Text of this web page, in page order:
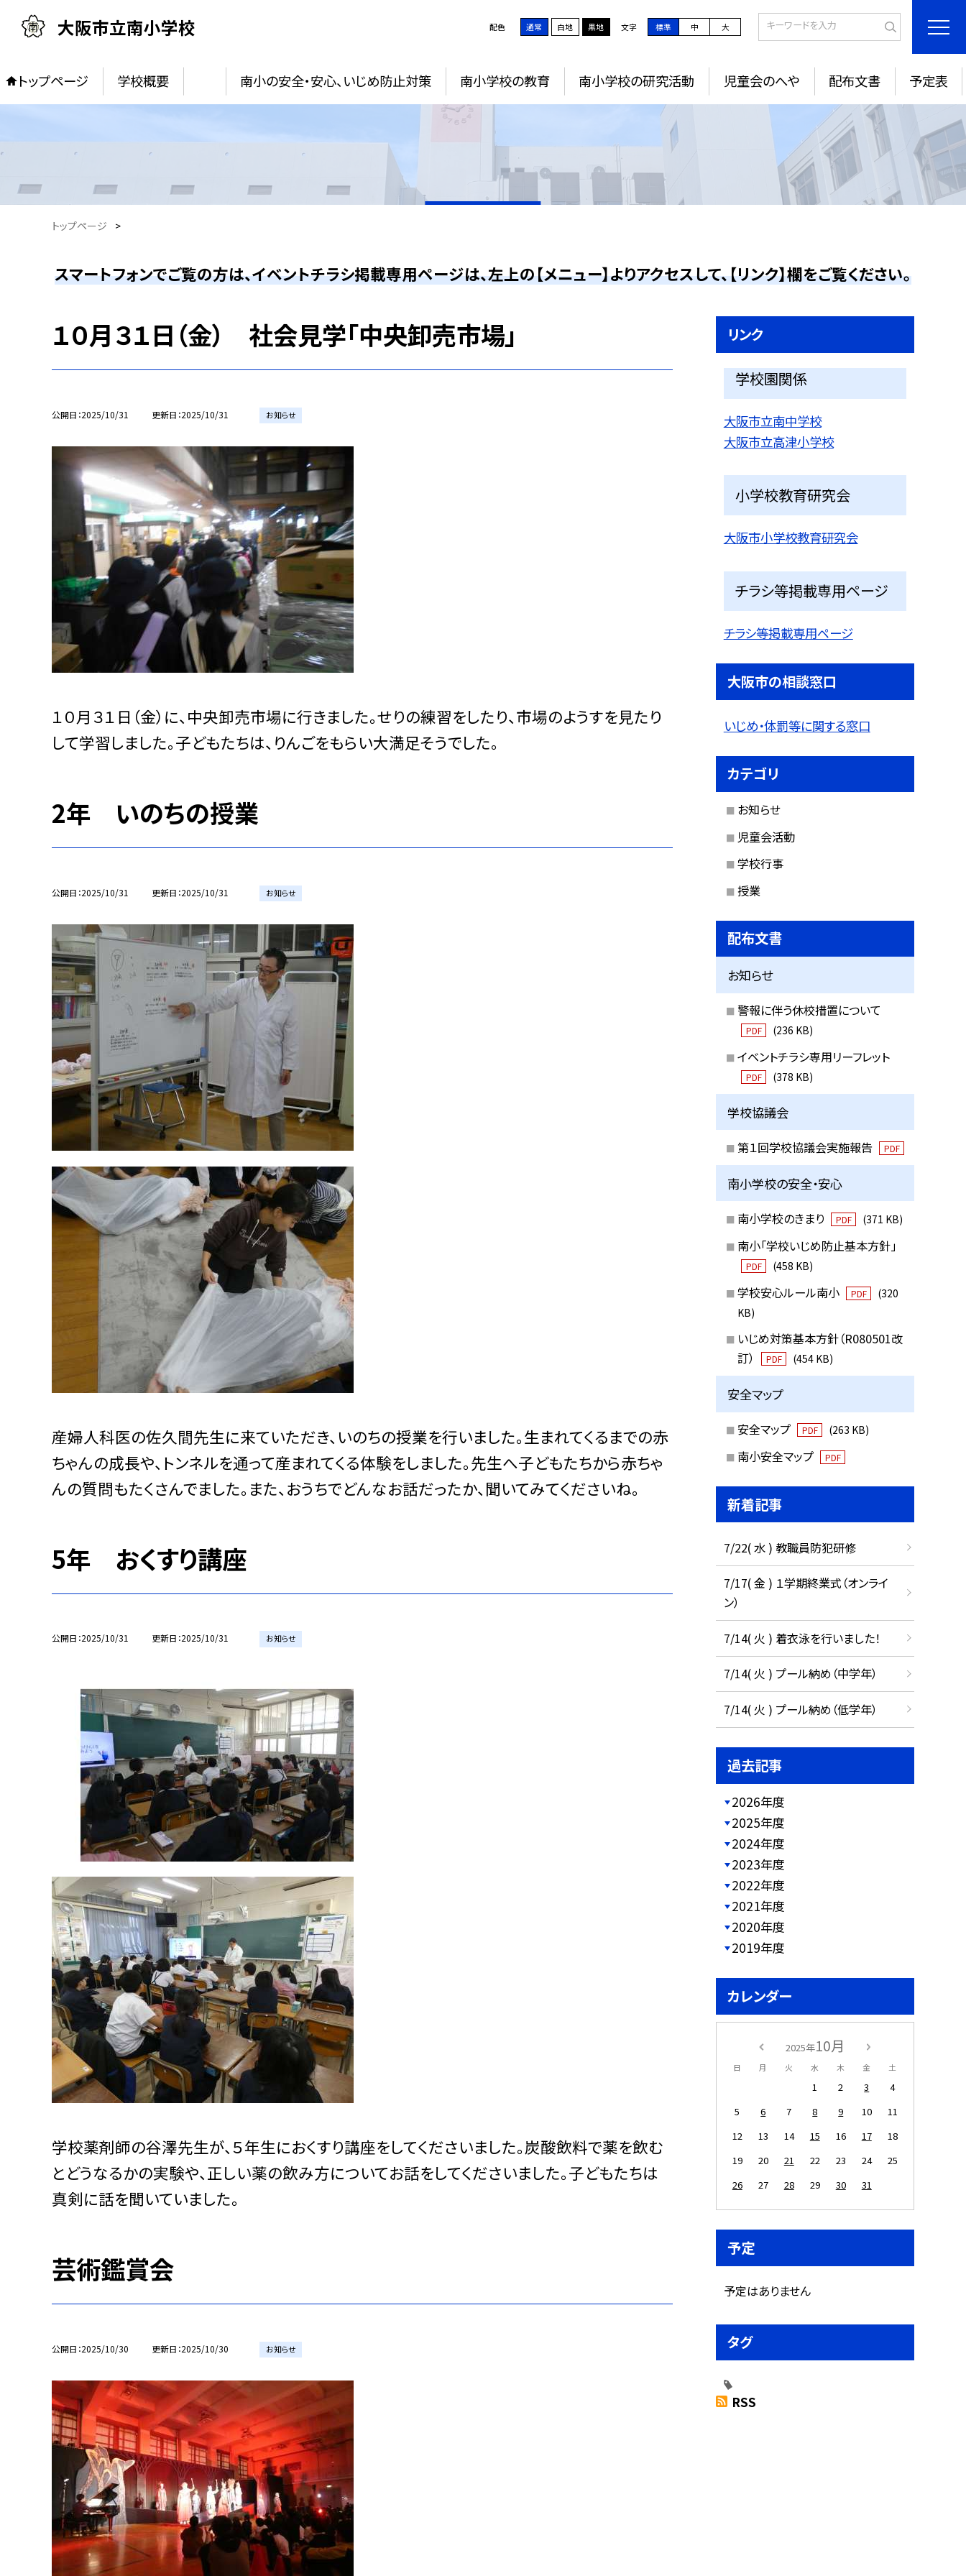
大阪市立南小学校 配色 通常 白地 黒地 文字 標準 中 大
トップページ 学校概要 南小の安全・安心、いじめ防止対策 南小学校の教育 南小学校の研究活動 児童会のへや 配布文書 予定表
トップページ >
スマートフォンでご覧の方は、イベントチラシ掲載専用ページは、左上の【メニュー】よりアクセスして、【リンク】欄をご覧ください。
１０月３１日（金） 社会見学「中央卸売市場」
公開日 2025/10/31 更新日 2025/10/31 お知らせ
１０月３１日（金）に、中央卸売市場に行きました。せりの練習をしたり、市場のようすを見たり
して学習しました。子どもたちは、りんごをもらい大満足そうでした。
2年 いのちの授業
公開日 2025/10/31 更新日 2025/10/31 お知らせ
産婦人科医の佐久間先生に来ていただき、いのちの授業を行いました。生まれてくるまでの赤
ちゃんの成長や、トンネルを通って産まれてくる体験をしました。先生へ子どもたちから赤ちゃ
んの質問もたくさんでました。また、おうちでどんなお話だったか、聞いてみてくださいね。
5年 おくすり講座
公開日 2025/10/31 更新日 2025/10/31 お知らせ
学校薬剤師の谷澤先生が、５年生におくすり講座をしてくださいました。炭酸飲料で薬を飲む
とどうなるかの実験や、正しい薬の飲み方についてお話をしてくださいました。子どもたちは
真剣に話を聞いていました。
芸術鑑賞会
公開日 2025/10/30 更新日 2025/10/30 お知らせ
リンク
学校園関係
大阪市立南中学校
大阪市立高津小学校
小学校教育研究会
大阪市小学校教育研究会
チラシ等掲載専用ページ
チラシ等掲載専用ページ
大阪市の相談窓口
いじめ・体罰等に関する窓口
カテゴリ
お知らせ
児童会活動
学校行事
授業
配布文書
お知らせ
警報に伴う休校措置について
PDF (236 KB)
イベントチラシ専用リーフレット
PDF (378 KB)
学校協議会
第１回学校協議会実施報告 PDF
南小学校の安全・安心
南小学校のきまり PDF (371 KB)
南小「学校いじめ防止基本方針」
PDF (458 KB)
学校安心ルール南小 PDF
(320
KB)
いじめ対策基本方針（R080501改
訂）
PDF (454 KB)
安全マップ
安全マップ PDF (263 KB)
南小安全マップ PDF
新着記事
7/22( 水 ) 教職員防犯研修
7/17( 金 ) １学期終業式（オンライ
ン）
7/14( 火 ) 着衣泳を行いました！
7/14( 火 ) プール納め（中学年）
7/14( 火 ) プール納め（低学年）
過去記事
2026年度
2025年度
2024年度
2023年度
2022年度
2021年度
2020年度
2019年度
カレンダー
2025年10月
日 月 火 水 木 金 土
1 2 3
4
5
6 7 8 9 10
11
12
13 14 15 16 17
18
19
20 21 22 23 24
25
26
27 28 29 30 31
予定
予定はありません
タグ
RSS